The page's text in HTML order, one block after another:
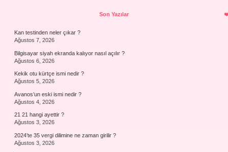
Son Yazılar
Kan testinden neler çıkar ?
Ağustos 7, 2026
Bilgisayar siyah ekranda kalıyor nasıl açılır ?
Ağustos 6, 2026
Kekik otu kürtçe ismi nedir ?
Ağustos 5, 2026
Avanos’un eski ismi nedir ?
Ağustos 4, 2026
21 21 hangi ayettir ?
Ağustos 3, 2026
2024’te 35 vergi dilimine ne zaman girilir ?
Ağustos 3, 2026